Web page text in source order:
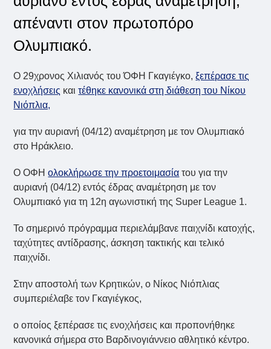
απέναντι στον πρωτοπόρο
Ολυμπιακό.
Ο 29χρονος Χιλιανός του ΌΦΗ Γκαγιέγκο,ξεπέρασε τις
ενοχλήσεις καιτέθηκε κανονικά στη διάθεση του Νίκου
Νιόπλια,
για την αυριανή (04/12) αναμέτρηση με τον Ολυμπιακό
στο Ηράκλειο.
Ο ΟΦΗολοκλήρωσε την προετοιμασία του για την
αυριανή (04/12) εντός έδρας αναμέτρηση με τον
Ολυμπιακό για τη 12η αγωνιστική της Super League 1.
Το σημερινό πρόγραμμα περιελάμβανε παιχνίδι κατοχής,
ταχύτητες αντίδρασης, άσκηση τακτικής και τελικό
παιχνίδι.
Στην αποστολή των Κρητικών, ο Νίκος Νιόπλιας
συμπεριέλαβε τον Γκαγιέγκος,
ο οποίος ξεπέρασε τις ενοχλήσεις και προπονήθηκε
κανονικά σήμερα στο Βαρδινογιάννειο αθλητικό κέντρο.